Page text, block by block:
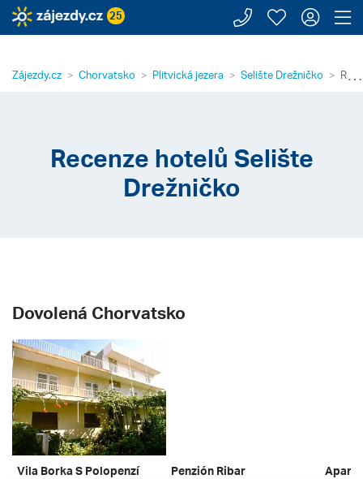
25 Zavolejte
Moje
⋯
Zájezdy.cz Chorvatsko Plitvická jezera Selište Drežničko
Recenze hotelů Selište
Drežničko
Dovolená Chorvatsko
Vila Borka S Polopenzí Penzión Ribar